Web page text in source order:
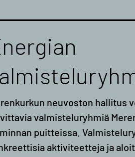
neuvoston hallitus
valmisteluryhmiä
puitteissa.
aktiviteetteja ja